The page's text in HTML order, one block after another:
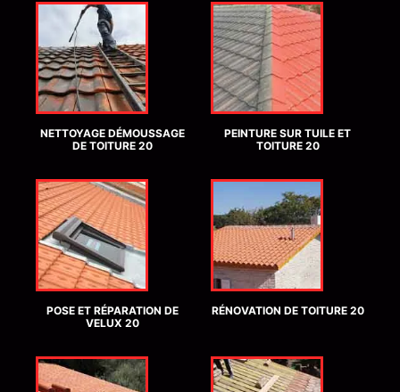
NETTOYAGE DÉMOUSSAGE
DE TOITURE 20
PEINTURE SUR TUILE ET
TOITURE 20
POSE ET RÉPARATION DE
VELUX 20
RÉNOVATION DE TOITURE 20